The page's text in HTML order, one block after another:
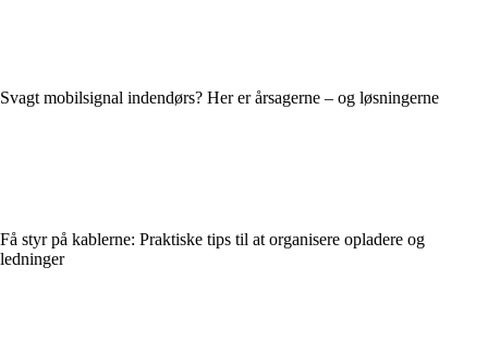
Svagt mobilsignal indendørs? Her er årsagerne – og løsningerne
Få styr på kablerne: Praktiske tips til at organisere opladere og
ledninger